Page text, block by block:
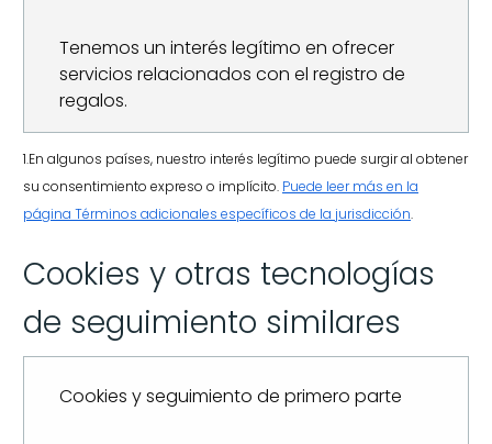
Tenemos un interés legítimo en ofrecer
servicios relacionados con el registro de
regalos.
1.En algunos países, nuestro interés legítimo puede surgir al obtener
su consentimiento expreso o implícito. Puede leer más en la
página Términos adicionales específicos de la jurisdicción.
Cookies y otras tecnologías
de seguimiento similares
Cookies y seguimiento de primero parte